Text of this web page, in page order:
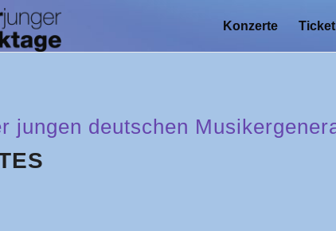
Konzerte
jungen deutschen